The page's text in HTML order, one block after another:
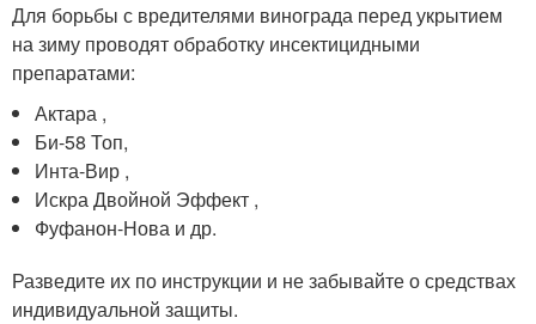
Для борьбы с вредителями винограда перед укрытием
на зиму проводят обработку инсектицидными
препаратами:
Актара ,
Би-58 Топ,
Инта-Вир ,
Искра Двойной Эффект ,
Фуфанон-Нова и др.
Разведите их по инструкции и не забывайте о средствах
индивидуальной защиты.